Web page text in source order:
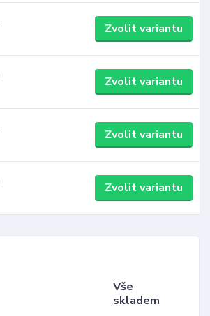
Zvolit variantu
Zvolit variantu
Zvolit variantu
Zvolit variantu
Vše
skladem